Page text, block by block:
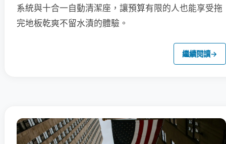
系統與十合一自動清潔座，讓預算有限的人也能享受拖
完地板乾爽不留水漬的體驗。
繼續閱讀→